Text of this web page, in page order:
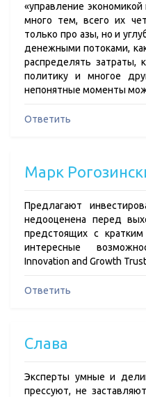
«управление
много тем, всего их
только про азы, но и
денежными потоками,
распределять затраты,
политику и многое
непонятные моменты
Ответить
Марк
Предлагают
недооценена перед
предстоящих с
интересные
Innovation and Growth
Ответить
Слава
Эксперты умные и
прессуют, не